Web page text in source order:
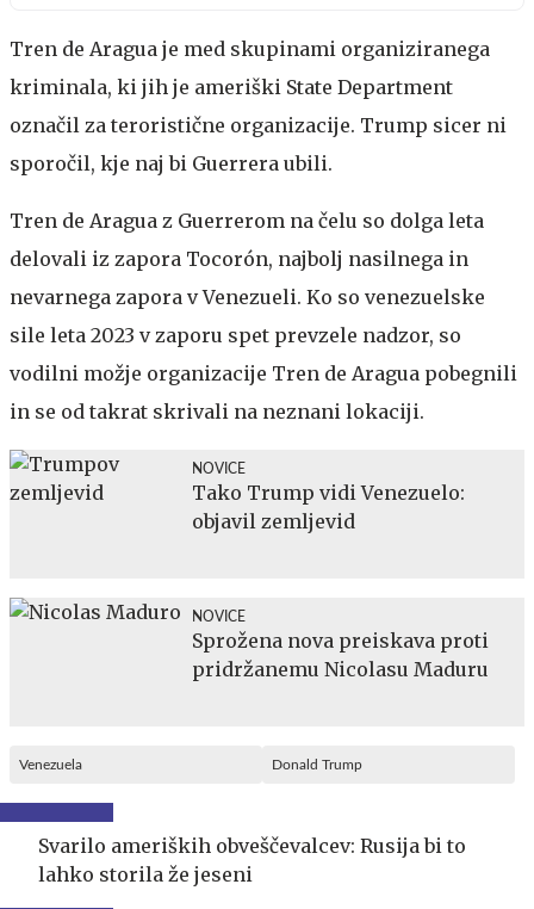
Tren de Aragua je med skupinami organiziranega
kriminala, ki jih je ameriški State Department
označil za teroristične organizacije. Trump sicer ni
sporočil, kje naj bi Guerrera ubili.
Tren de Aragua z Guerrerom na čelu so dolga leta
delovali iz zapora Tocorón, najbolj nasilnega in
nevarnega zapora v Venezueli. Ko so venezuelske
sile leta 2023 v zaporu spet prevzele nadzor, so
vodilni možje organizacije Tren de Aragua pobegnili
in se od takrat skrivali na neznani lokaciji.
NOVICE
Tako Trump vidi Venezuelo:
objavil zemljevid
NOVICE
Sprožena nova preiskava proti
pridržanemu Nicolasu Maduru
Venezuela Donald Trump
Svarilo ameriških obveščevalcev: Rusija bi to
lahko storila že jeseni